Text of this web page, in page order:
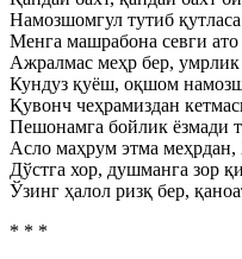
Намозшомгул тутиб
Менга машрабона севги ато
Ажралмас меҳр бер,
Кундуз қуёш, оқшом
Қувонч чеҳрамиздан
Пешонамга бойлик ёзмади
Асло маҳрум этма меҳрдан,
Дўстга хор, душманга зор
Ўзинг ҳалол ризқ бер,
* * *